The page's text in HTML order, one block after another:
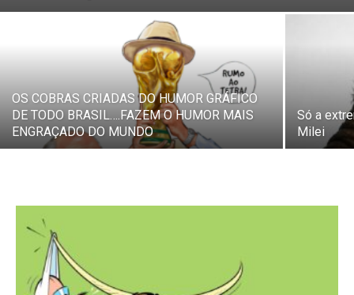
OS COBRAS CRIADAS DO HUMOR GRÁFICO
DE TODO BRASIL….FAZEM O HUMOR MAIS
ENGRAÇADO DO MUNDO
Só a
Milei